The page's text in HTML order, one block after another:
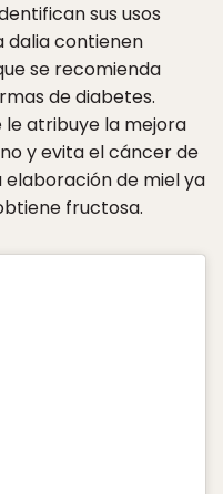
sus usos
dalia contienen
se recomienda
de diabetes.
le atribuye la mejora
y evita el cáncer de
elaboración de miel ya
fructosa.